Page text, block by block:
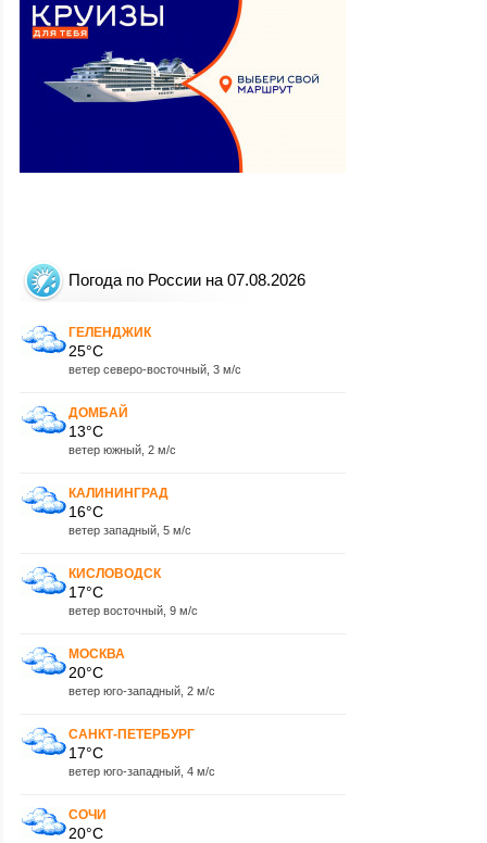
Погода по России на 07.08.2026
ГЕЛЕНДЖИК
25°C
ветер северо-восточный, 3 м/с
ДОМБАЙ
13°C
ветер южный, 2 м/с
КАЛИНИНГРАД
16°C
ветер западный, 5 м/с
КИСЛОВОДСК
17°C
ветер восточный, 9 м/с
МОСКВА
20°C
ветер юго-западный, 2 м/с
САНКТ-ПЕТЕРБУРГ
17°C
ветер юго-западный, 4 м/с
СОЧИ
20°C